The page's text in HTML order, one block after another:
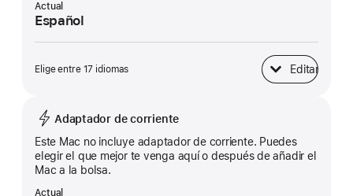
Actual
Español
Elige entre 17 idiomas Editar
Teclado
Adaptador de corriente
Este Mac no incluye adaptador de corriente. Puedes
elegir el que mejor te venga aquí o después de añadir el
Mac a la bolsa.
Actual